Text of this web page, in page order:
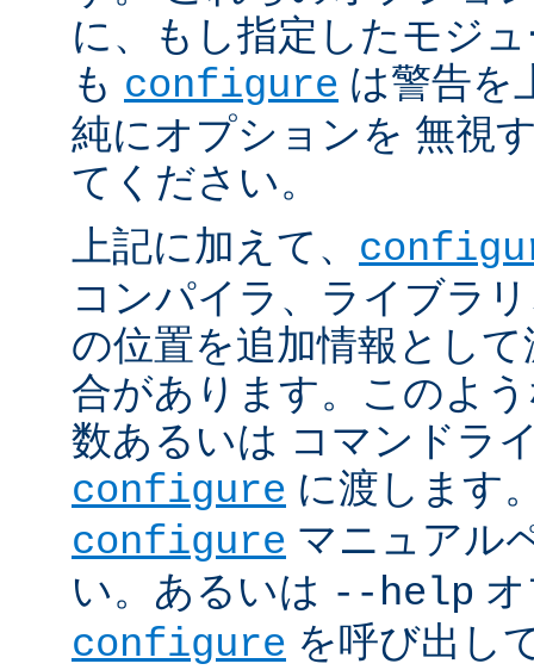
に、もし指定したモジ
も configure は警告を
純にオプションを 無視
てください。
上記に加えて、
コンパイラ、ライブラ
の位置を追加情報とし
合があります。このよ
数あるいは コマンドラ
configure に渡します
configure マニュアル
い。あるいは --help
configure を呼び出し